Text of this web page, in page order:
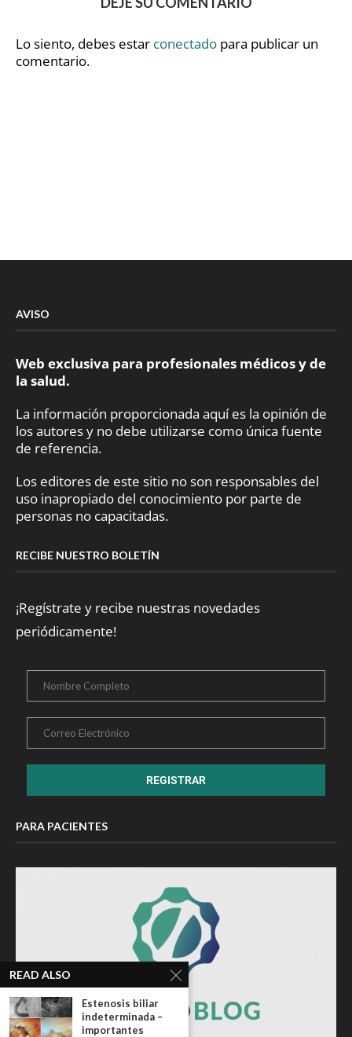
Lo siento, debes estar conectado para publicar un
comentario.
AVISO
Web exclusiva para profesionales médicos y de
la salud.
La información proporcionada aquí es la opinión de
los autores y no debe utilizarse como única fuente
de referencia.
Los editores de este sitio no son responsables del
uso inapropiado del conocimiento por parte de
personas no capacitadas.
RECIBE NUESTRO BOLETÍN
¡Regístrate y recibe nuestras novedades
periódicamente!
PARA PACIENTES
READ ALSO
Estenosis biliar
indeterminada –
importantes